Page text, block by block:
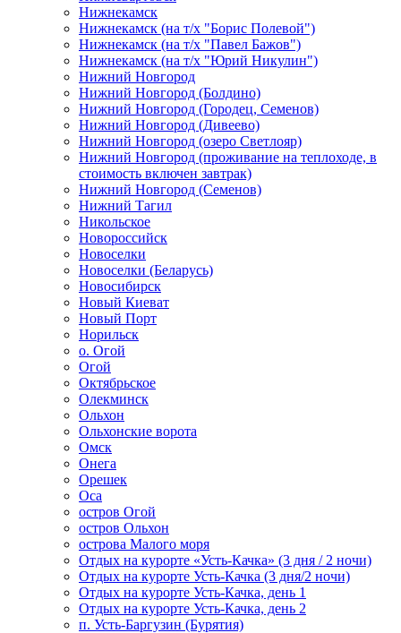
Нижнекамск
Нижнекамск (на т/х "Борис Полевой")
Нижнекамск (на т/х "Павел Бажов")
Нижнекамск (на т/х "Юрий Никулин")
Нижний Новгород
Нижний Новгород (Болдино)
Нижний Новгород (Городец, Семенов)
Нижний Новгород (Дивеево)
Нижний Новгород (озеро Светлояр)
Нижний Новгород (проживание на теплоходе, в
стоимость включен завтрак)
Нижний Новгород (Семенов)
Нижний Тагил
Никольское
Новороссийск
Новоселки
Новоселки (Беларусь)
Новосибирск
Новый Киеват
Новый Порт
Норильск
о. Огой
Огой
Октябрьское
Олекминск
Ольхон
Ольхонские ворота
Омск
Онега
Орешек
Оса
остров Огой
остров Ольхон
острова Малого моря
Отдых на курорте «Усть-Качка» (3 дня / 2 ночи)
Отдых на курорте Усть-Качка (3 дня/2 ночи)
Отдых на курорте Усть-Качка, день 1
Отдых на курорте Усть-Качка, день 2
п. Усть-Баргузин (Бурятия)